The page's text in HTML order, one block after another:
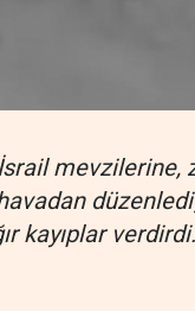
mevzilerine,
kayıplar verdirdi.